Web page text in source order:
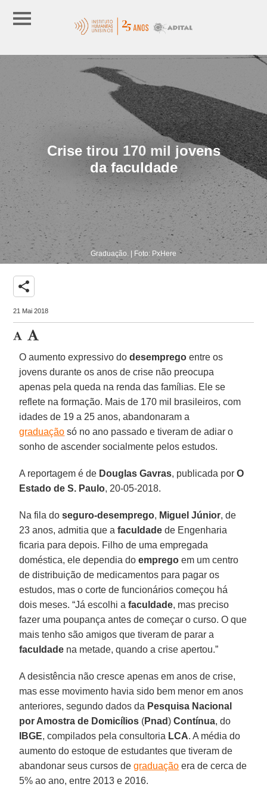
Crise tirou 170 mil jovens
da faculdade
Graduação. | Foto: PxHere
share
21 Mai 2018
O aumento expressivo dodesemprego entre os
jovens durante os anos de crise não preocupa
apenas pela queda na renda das famílias. Ele se
reflete na formação. Mais de 170 mil brasileiros, com
idades de 19 a 25 anos, abandonaram a
graduação só no ano passado e tiveram de adiar o
sonho de ascender socialmente pelos estudos.
A reportagem é de Douglas Gavras, publicada porO
Estado de S. Paulo, 20-05-2018.
Na fila doseguro-desemprego, Miguel Júnior, de
23 anos, admitia que afaculdade de Engenharia
ficaria para depois. Filho de uma empregada
doméstica, ele dependia doemprego em um centro
de distribuição de medicamentos para pagar os
estudos, mas o corte de funcionários começou há
dois meses. “Já escolhi afaculdade, mas preciso
fazer uma poupança antes de começar o curso. O que
mais tenho são amigos que tiveram de parar a
faculdade na metade, quando a crise apertou.”
A desistência não cresce apenas em anos de crise,
mas esse movimento havia sido bem menor em anos
anteriores, segundo dados da Pesquisa Nacional
por Amostra de Domicílios (Pnad) Contínua, do
IBGE, compilados pela consultoria LCA. A média do
aumento do estoque de estudantes que tiveram de
abandonar seus cursos degraduação era de cerca de
5% ao ano, entre 2013 e 2016.